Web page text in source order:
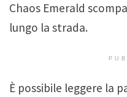
Chaos Emerald
lungo la strada.
È possibile leggere la